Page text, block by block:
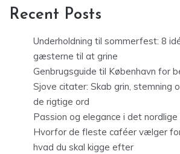
Recent Posts
Underholdning til sommerfest: 8
gæsterne til at grine
Genbrugsguide til København for
Sjove citater: Skab grin, stemning
de rigtige ord
Passion og elegance i det
Hvorfor de fleste caféer vælger
hvad du skal kigge efter